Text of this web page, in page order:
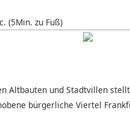
(5Min. zu Fuß)
Altbauten und Stadtvillen
bürgerliche Viertel